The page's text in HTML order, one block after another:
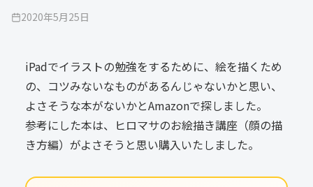
2020年5月25日
iPadでイラストの勉強をするために、絵を描くため
の、コツみないなものがあるんじゃないかと思い、
よさそうな本がないかとAmazonで探しました。
参考にした本は、ヒロマサのお絵描き講座（顔の描
き方編）がよさそうと思い購入いたしました。